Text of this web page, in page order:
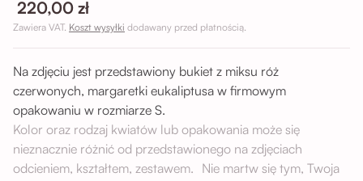
220,00 zł
Zawiera VAT. Koszt wysyłki dodawany przed płatnością.
Na zdjęciu jest przedstawiony bukiet z miksu róż
czerwonych, margaretki eukaliptusa w firmowym
opakowaniu w rozmiarze S.
Kolor oraz rodzaj kwiatów lub opakowania może się
nieznacznie różnić od przedstawionego na zdjęciach
odcieniem, kształtem, zestawem. Nie martw się tym, Twoja